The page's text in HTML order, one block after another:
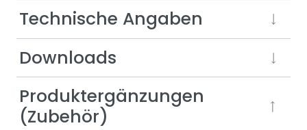
Technische Angaben
Downloads
Produktergänzungen
(Zubehör)